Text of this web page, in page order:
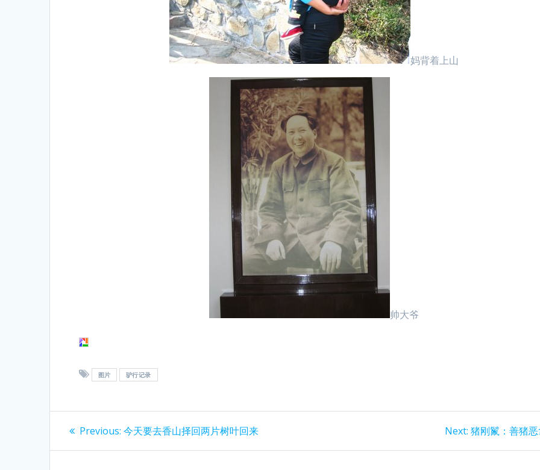
妈背着上山
帅大爷
图片 驴行记录
Post
navigation
Previous: Previous
今天要去香山择回两片树叶回来 Next: Next
猪刚鬣：善猪